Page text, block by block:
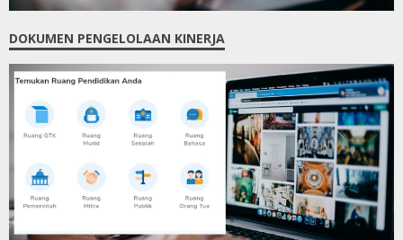
DOKUMEN PENGELOLAAN KINERJA